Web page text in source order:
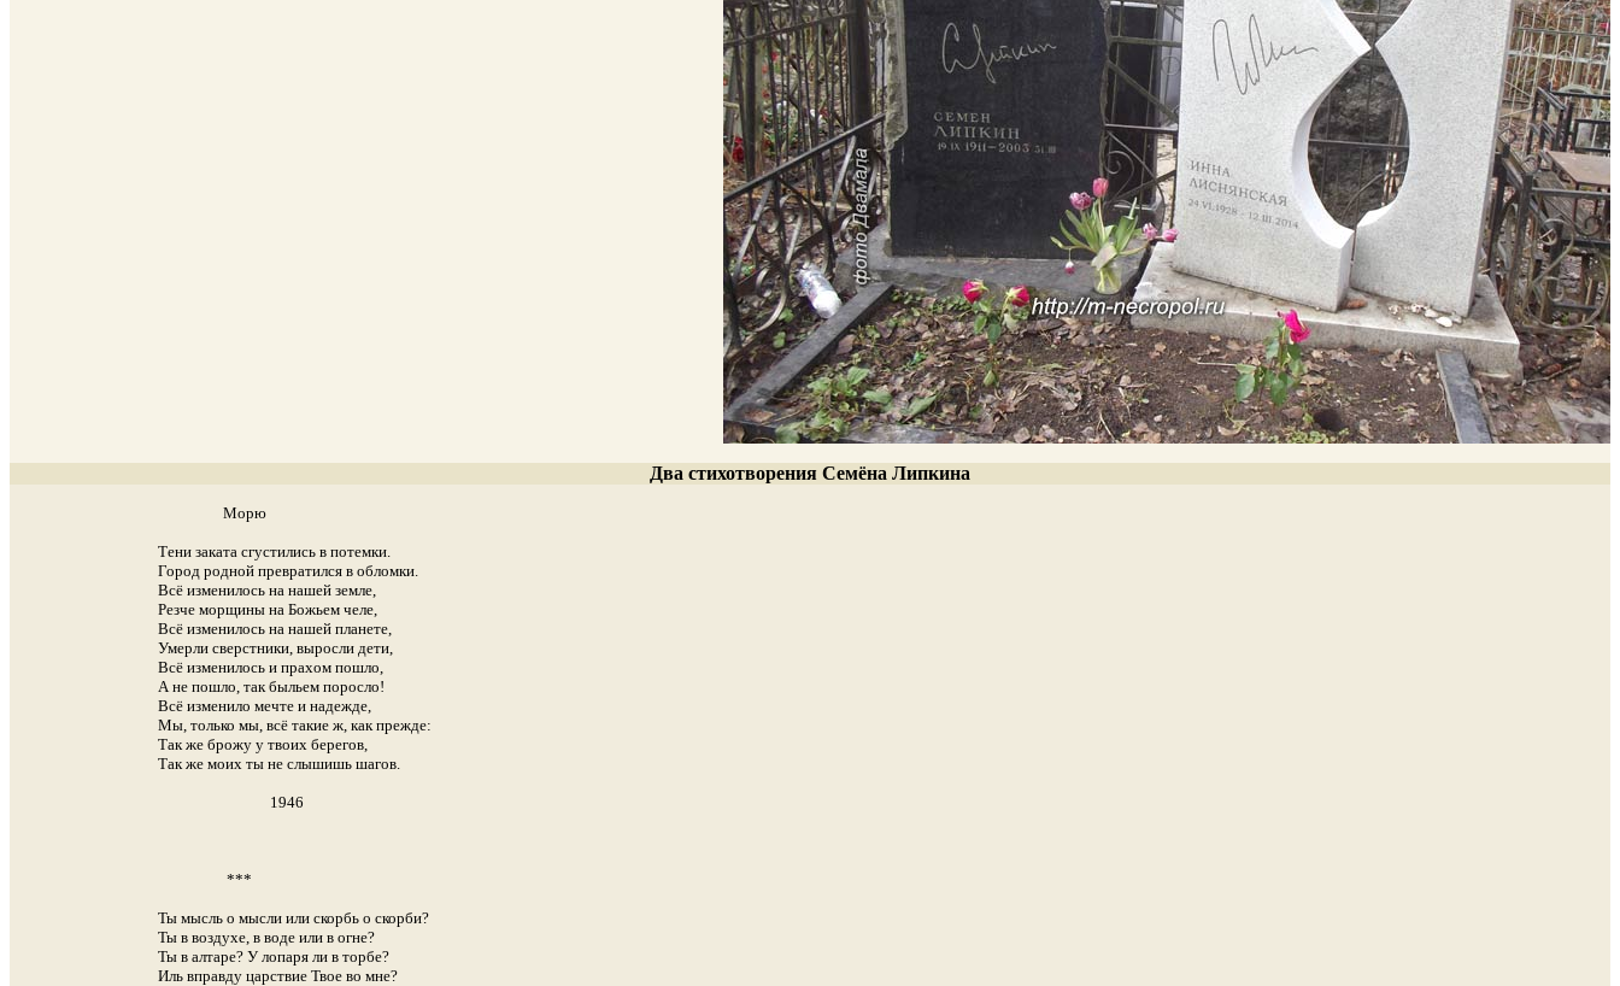
Два стихотворения Семёна Липкина
                                                           Морю
                                         Тени заката сгустились в потемки.
                                         Город родной превратился в обломки.
                                         Всё изменилось на нашей земле,
                                         Резче морщины на Божьем челе,
                                         Всё изменилось на нашей планете,
                                         Умерли сверстники, выросли дети,
                                         Всё изменилось и прахом пошло,
                                         А не пошло, так быльем поросло!
                                         Всё изменило мечте и надежде,
                                         Мы, только мы, всё такие ж, как прежде:
                                         Так же брожу у твоих берегов,
                                         Так же моих ты не слышишь шагов.
                                                                        1946
                                                            ***
                                         Ты мысль о мысли или скорбь о скорби?
                                         Ты в воздухе, в воде или в огне?
                                         Ты в алтаре? У лопаря ли в торбе?
                                         Иль вправду царствие Твое во мне?